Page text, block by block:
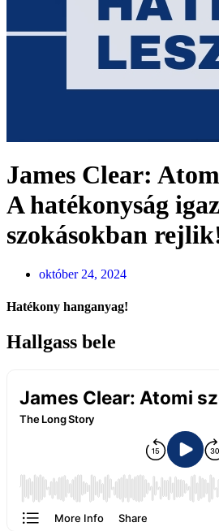
James Clear:
A hatékonyság
szokásokban
október 24, 2024
Hatékony hanganyag!
Hallgass bele